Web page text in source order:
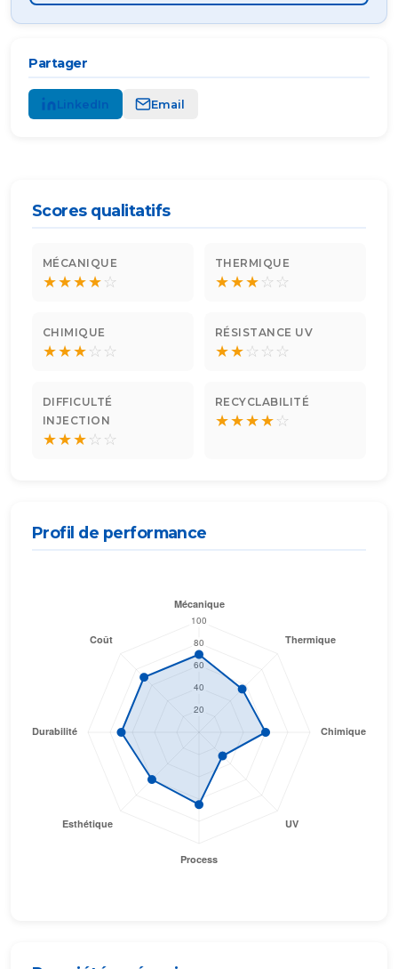
Scores qualitatifs
MÉCANIQUE
★★★★☆
THERMIQUE
★★★☆ ☆
CHIMIQUE
★★★☆ ☆
RÉSISTANCE UV
★★☆ ☆ ☆
DIFFICULTÉ
INJECTION
★★★☆ ☆
RECYCLABILITÉ
★★★★☆
Profil de performance
Partager
LinkedIn Email